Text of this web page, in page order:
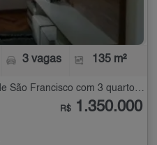
3 vagas 135 m²
R$ 1.350.000